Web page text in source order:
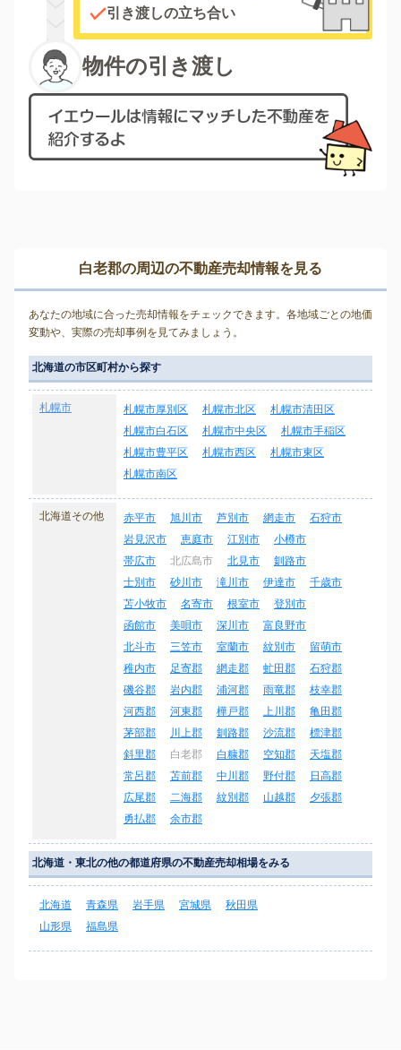
引き渡しの立ち合い
物件の引き渡し
白老郡の周辺の不動産売却情報を見る
あなたの地域に合った売却情報をチェックできます。各地域ごとの地価
変動や、実際の売却事例を見てみましょう。
北海道の市区町村から探す
札幌市 札幌市厚別区 札幌市北区
札幌市清田区
札幌市白石区
札幌市中央区
札幌市手稲区
札幌市豊平区
札幌市西区
札幌市東区
札幌市南区
北海道その他 赤平市 旭川市 芦別市 網走市
石狩市
岩見沢市
恵庭市 江別市
小樽市
帯広市
北広島市 北見市
釧路市
士別市
砂川市 滝川市 伊達市
千歳市
苫小牧市
名寄市 根室市
登別市
函館市
美唄市 深川市
富良野市
北斗市
三笠市 室蘭市 紋別市
留萌市
稚内市
足寄郡 網走郡 虻田郡
石狩郡
磯谷郡
岩内郡 浦河郡 雨竜郡
枝幸郡
河西郡
河東郡 樺戸郡 上川郡
亀田郡
茅部郡
川上郡 釧路郡 沙流郡
標津郡
斜里郡
白老郡 白糠郡 空知郡
天塩郡
常呂郡
苫前郡 中川郡 野付郡
日高郡
広尾郡
二海郡 紋別郡 山越郡
夕張郡
勇払郡
余市郡
北海道・東北の他の都道府県の不動産売却相場をみる
北海道 青森県 岩手県 宮城県
秋田県
山形県
福島県